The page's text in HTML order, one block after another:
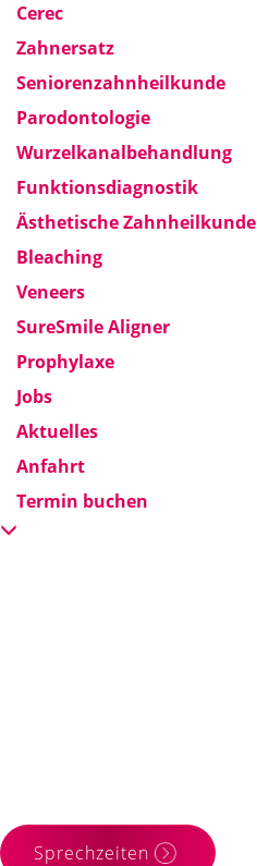
Cerec
Zahnersatz
Seniorenzahnheilkunde
Parodontologie
Wurzelkanalbehandlung
Funktionsdiagnostik
Ästhetische Zahnheilkunde
Bleaching
Veneers
SureSmile Aligner
Prophylaxe
Jobs
Aktuelles
Anfahrt
Termin buchen
Sprechzeiten